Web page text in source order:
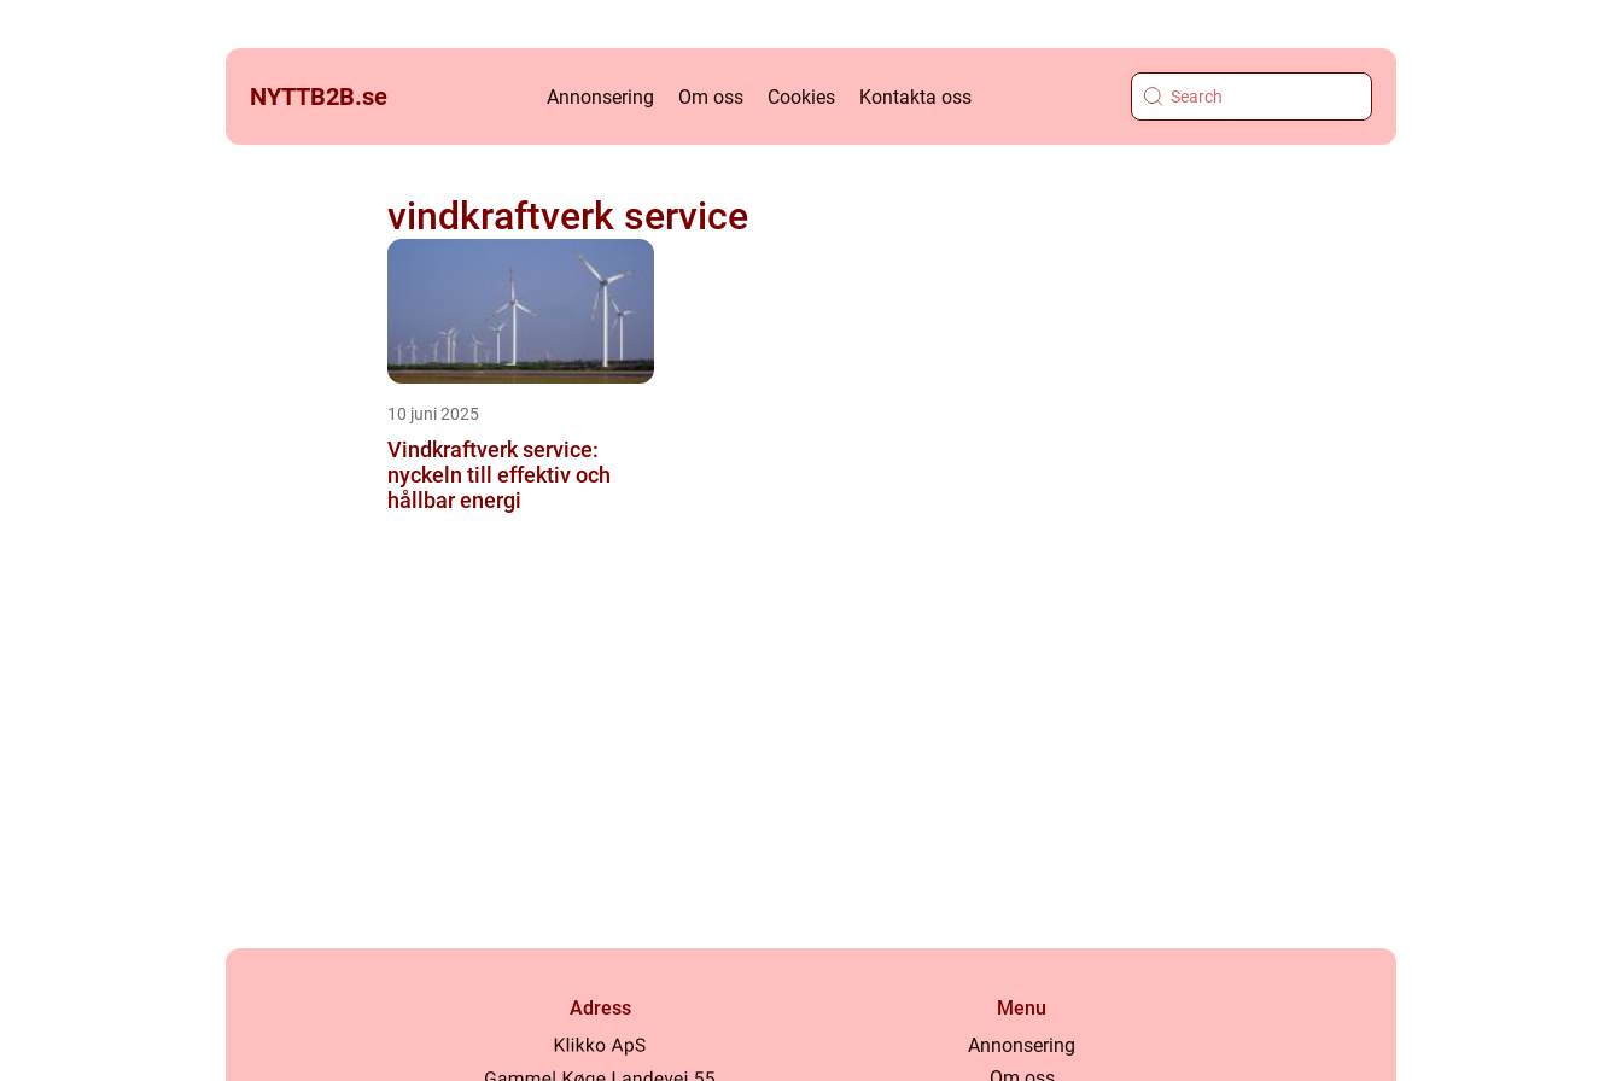
NYTTB2B.se Annonsering Om oss Cookies Kontakta oss
vindkraftverk service
10 juni 2025
Vindkraftverk service:
nyckeln till effektiv och
hållbar energi
Adress
Menu
Annonsering